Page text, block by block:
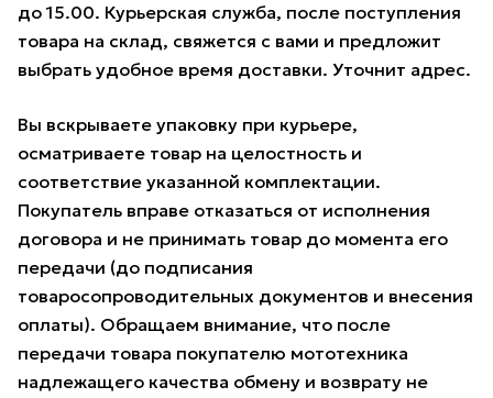
до 15.00. Курьерская служба, после поступления
товара на склад, свяжется с вами и предложит
выбрать удобное время доставки. Уточнит адрес.
Вы вскрываете упаковку при курьере,
осматриваете товар на целостность и
соответствие указанной комплектации.
Покупатель вправе отказаться от исполнения
договора и не принимать товар до момента его
передачи (до подписания
товаросопроводительных документов и внесения
оплаты). Обращаем внимание, что после
передачи товара покупателю мототехника
надлежащего качества обмену и возврату не